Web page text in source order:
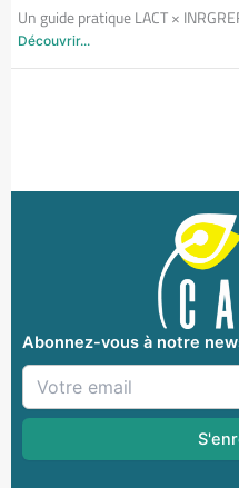
Un guide pratique LACT ×
Découvrir...
Abonnez-vous à notre